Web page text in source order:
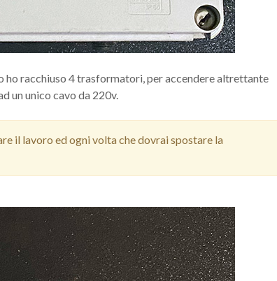
ho racchiuso 4 trasformatori, per accendere altrettante
un unico cavo da 220v.
il lavoro ed ogni volta che dovrai spostare la